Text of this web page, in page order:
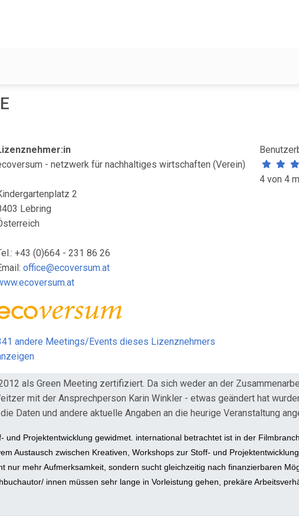
- netzwerk für nachhaltiges wirtschaften (Verein)
2
Lebring
+43 (0)664 - 231 86 26
office@ecoversum.at
andere Meetings/Events dieses Lizenznehmers
4 von 4
als Green Meeting zertifiziert. Da sich weder an der
mit der Ansprechperson Karin Winkler - etwas geändert hat
Daten und andere aktuelle Angaben an die heurige Veranstaltung
Projektentwicklung gewidmet. international betrachtet ist in der
Austausch zwischen Kreativen, Workshops zur Stoff- und
nur mehr Aufmerksamkeit, sondern sucht gleichzeitig nach finanzierbaren
innen müssen sehr lange in Vorleistung gehen, prekäre